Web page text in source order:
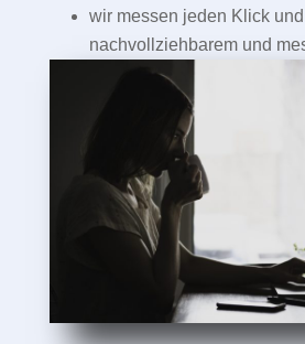
wir messen jeden Klick
nachvollziehbarem und